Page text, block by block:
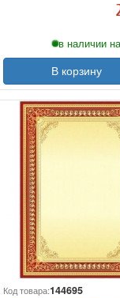
в наличии
В корзину
Код товара:144695